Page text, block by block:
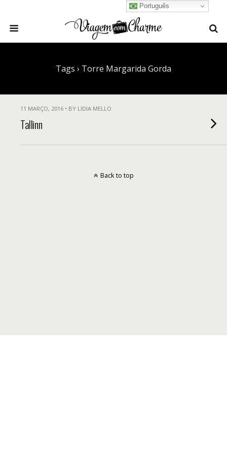
Tags › Torre Margarida Gorda
11 MARÇO, 2016 • BY LIDIA MELLO
Tallinn
Português
Back to top